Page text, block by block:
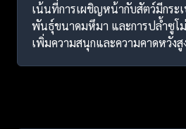
เน้นที่การเผชิญหน้ากับสัตว์มีกระ
พันธุ์ขนาดมหึมา และการปล้ำซู
เพิ่มความสนุกและความคาดหวัง